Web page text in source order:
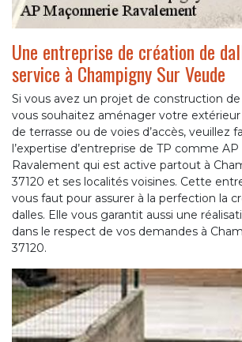
Une entreprise de création de
service à Champigny Sur Veude
Si vous avez un projet de construction
vous souhaitez aménager votre
de terrasse ou de voies d’accès, veuillez
l’expertise d’entreprise de TP comme
Ravalement qui est active partout à
37120 et ses localités voisines. Cette
vous faut pour assurer à la perfection la
dalles. Elle vous garantit aussi une
dans le respect de vos demandes à
37120.